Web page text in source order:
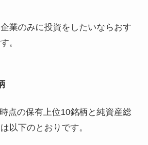
業のみに投資をしたいならおす
。
点の保有上位10銘柄と純資産総
以下のとおりです。